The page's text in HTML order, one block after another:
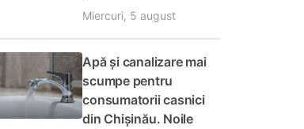
Miercuri, 5 august
Apă și canalizare mai
scumpe pentru
consumatorii casnici
din Chișinău. Noile